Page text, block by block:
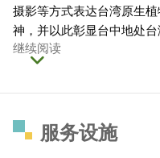
摄影等方式表达台湾原生
神，并以此彰显台中地处
继续阅读
服务设施